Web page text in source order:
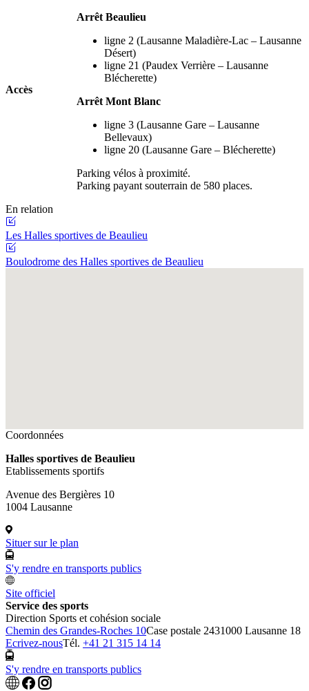
Accès
Arrêt Beaulieu
ligne 2 (Lausanne Maladière-Lac – Lausanne
Désert)
ligne 21 (Paudex Verrière – Lausanne
Blécherette)
Arrêt Mont Blanc
ligne 3 (Lausanne Gare – Lausanne
Bellevaux)
ligne 20 (Lausanne Gare – Blécherette)
Parking vélos à proximité.
Parking payant souterrain de 580 places.
En relation
Les Halles sportives de Beaulieu
Boulodrome des Halles sportives de Beaulieu
Coordonnées
Halles sportives de Beaulieu
Etablissements sportifs
Avenue des Bergières 10
1004 Lausanne
Situer sur le plan
S'y rendre en transports publics
Site officiel
Service des sports
Direction Sports et cohésion sociale
Chemin des Grandes-Roches 10Case postale 2431000 Lausanne 18
Ecrivez-nousTél. +41 21 315 14 14
S'y rendre en transports publics